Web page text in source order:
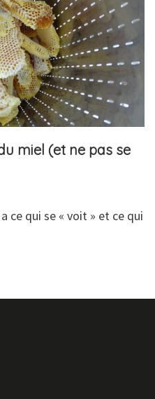
miel (et ne pas se
ce qui se « voit » et ce qui